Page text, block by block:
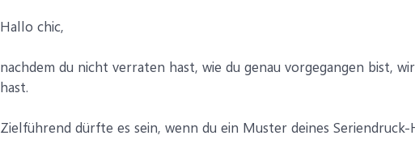
Hallo chic,
nachdem du nicht verraten hast, wie du genau vorgegangen bist,
hast.
Zielführend dürfte es sein, wenn du ein Muster deines